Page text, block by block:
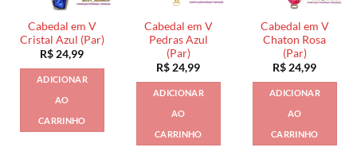
Cabedal em V
Cristal Azul (Par)
R$24,99
ADICIONAR
AO
CARRINHO
Cabedal em V
Pedras Azul
(Par)
R$24,99
ADICIONAR
AO
CARRINHO
Cabedal em V
Chaton Rosa
(Par)
R$24,99
ADICIONAR
AO
CARRINHO